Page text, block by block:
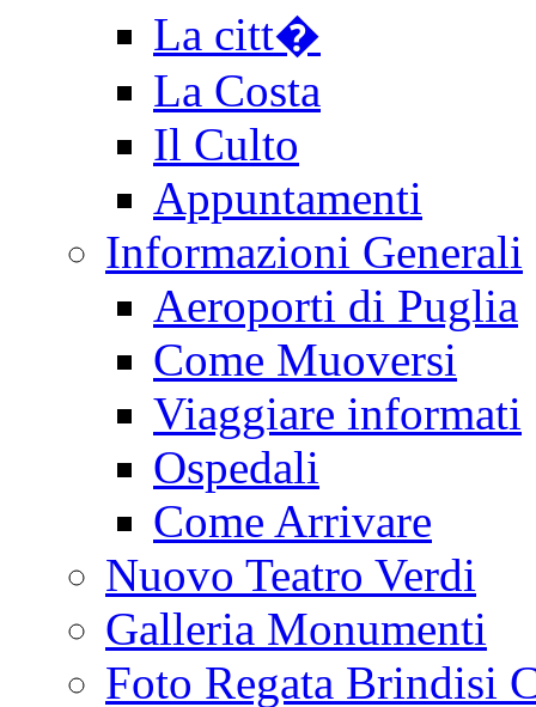
La citt�
La Costa
Il Culto
Appuntamenti
Informazioni Generali
Aeroporti di Puglia
Come Muoversi
Viaggiare informati
Ospedali
Come Arrivare
Nuovo Teatro Verdi
Galleria Monumenti
Foto Regata Brindisi